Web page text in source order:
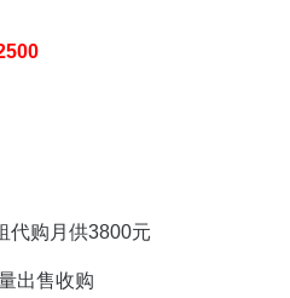
代购月供3800元
出售收购